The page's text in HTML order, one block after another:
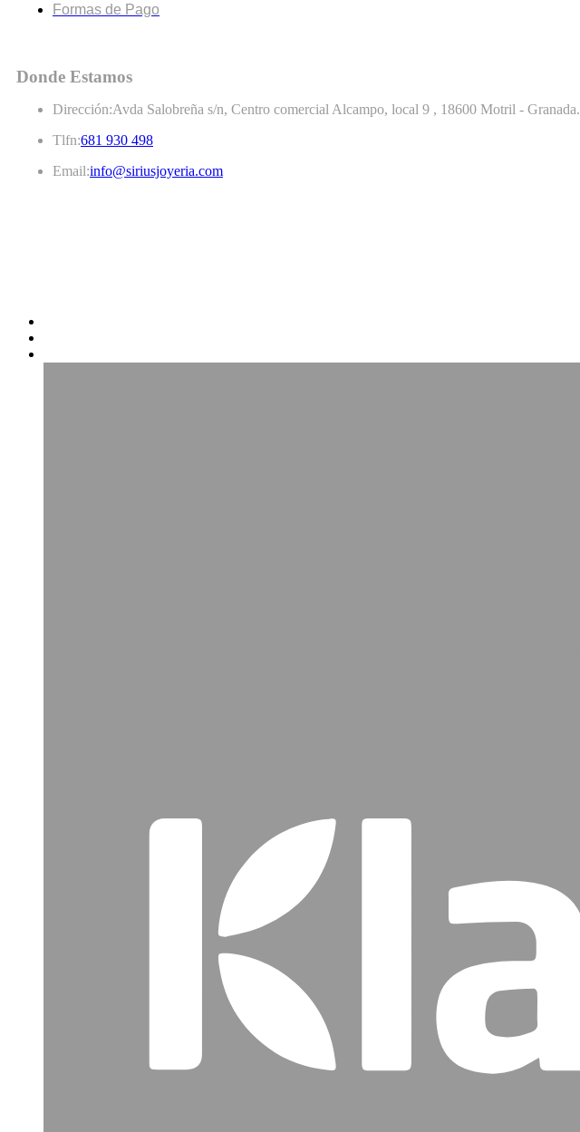
Formas de Pago
Donde Estamos
Tlfn:681 930 498
Email:info@siriusjoyeria.com
Dirección:Avda Salobreña s/n, Centro comercial Alcampo, local 9 , 18600 Motril - Granada.